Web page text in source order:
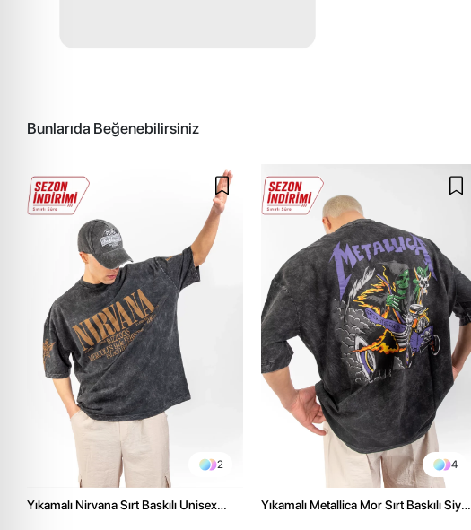
Bunlarıda Beğenebilirsiniz
2
Yıkamalı Nirvana Sırt Baskılı Unisex
4
Yıkamalı Metallica Mor Sırt Baskılı Siyah